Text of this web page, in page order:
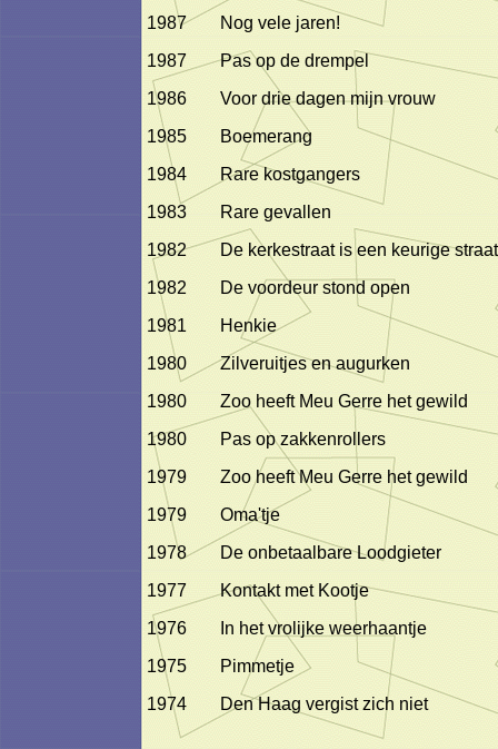
1987
Nog vele jaren!
1987
Pas op de drempel
1986
Voor drie dagen mijn vrouw
1985
Boemerang
1984
Rare kostgangers
1983
Rare gevallen
1982
De kerkestraat is een keurige straat
1982
De voordeur stond open
1981
Henkie
1980
Zilveruitjes en augurken
1980
Zoo heeft Meu Gerre het gewild
1980
Pas op zakkenrollers
1979
Zoo heeft Meu Gerre het gewild
1979
Oma'tje
1978
De onbetaalbare Loodgieter
1977
Kontakt met Kootje
1976
In het vrolijke weerhaantje
1975
Pimmetje
1974
Den Haag vergist zich niet